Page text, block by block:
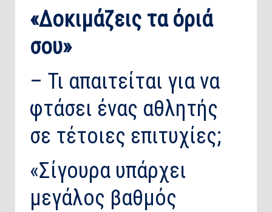
«Δοκιμάζεις τα όριά
σου»
– Τι απαιτείται για να
φτάσει ένας αθλητής
σε τέτοιες επιτυχίες;
«Σίγουρα υπάρχει
μεγάλος βαθμός